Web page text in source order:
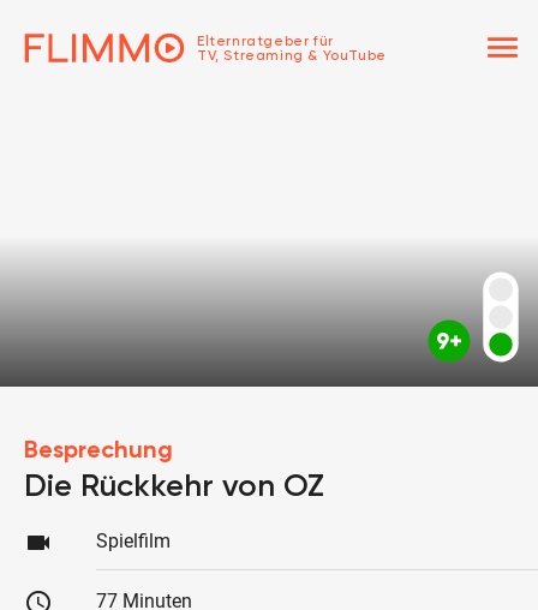
Elternratgeber für
TV, Streaming & YouTube
menu
Besprechung
Die Rückkehr von OZ
videocam Spielfilm
schedule 77 Minuten